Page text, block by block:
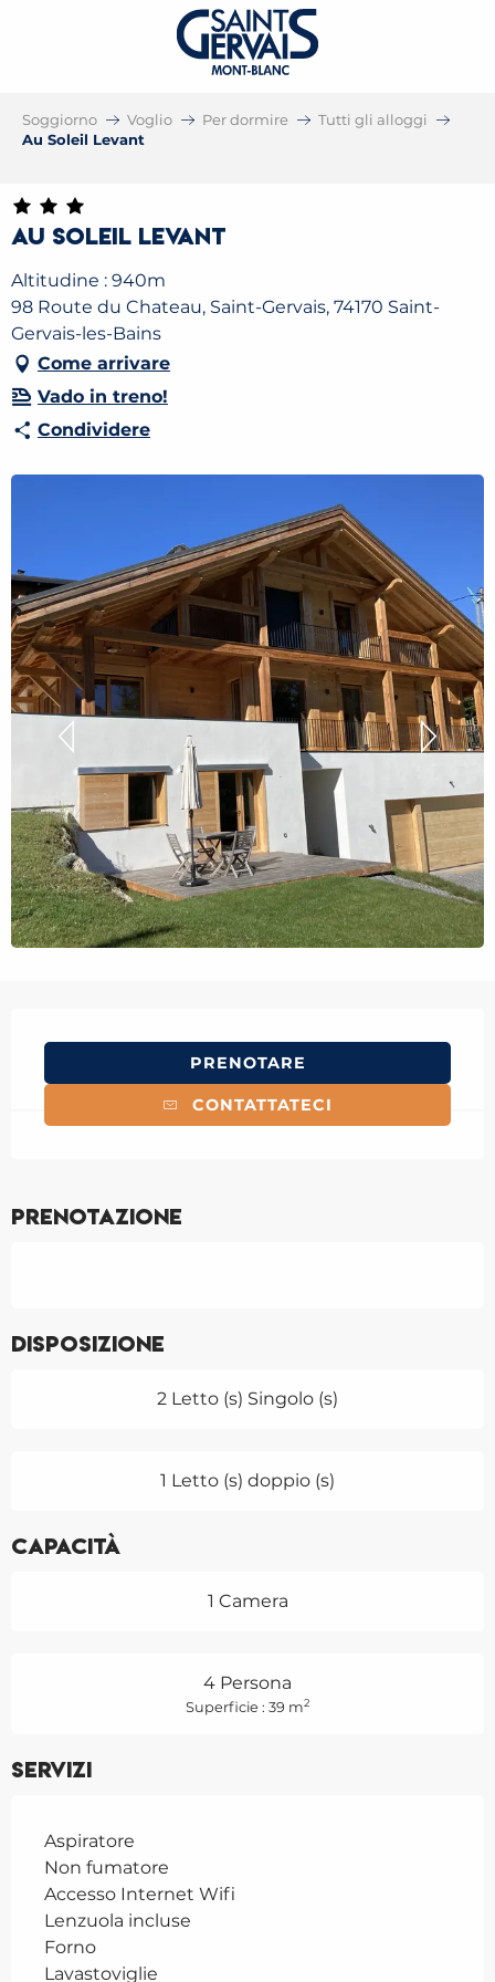
Soggiorno Voglio Per dormire
Tutti gli alloggi
Au Soleil Levant
Au Soleil Levant
Altitudine : 940m
98 Route du Chateau, Saint-Gervais, 74170 Saint-
Gervais-les-Bains
Come arrivare
Vado in treno!
Condividere
PRENOTARE
CONTATTATECI
Prenotazione
Disposizione
2 Letto (s) Singolo (s)
1 Letto (s) doppio (s)
Capacità
1 Camera
4 Persona
Superficie : 39 m2
Servizi
Aspiratore
Non fumatore
Accesso Internet Wifi
Lenzuola incluse
Forno
Lavastoviglie